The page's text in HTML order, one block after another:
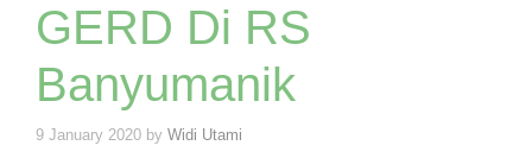
GERD Di RS
Banyumanik
9 January 2020 by Widi Utami